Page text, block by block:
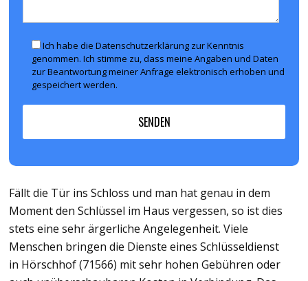
Ich habe die Datenschutzerklärung zur Kenntnis
genommen. Ich stimme zu, dass meine Angaben und Daten
zur Beantwortung meiner Anfrage elektronisch erhoben und
gespeichert werden.
Fällt die Tür ins Schloss und man hat genau in dem
Moment den Schlüssel im Haus vergessen, so ist dies
stets eine sehr ärgerliche Angelegenheit. Viele
Menschen bringen die Dienste eines Schlüsseldienst
in Hörschhof (71566) mit sehr hohen Gebühren oder